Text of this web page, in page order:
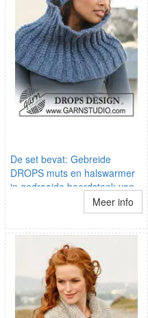
De set bevat: Gebreide
DROPS muts en halswarmer
in gedraaide boordsteek van
Meer info